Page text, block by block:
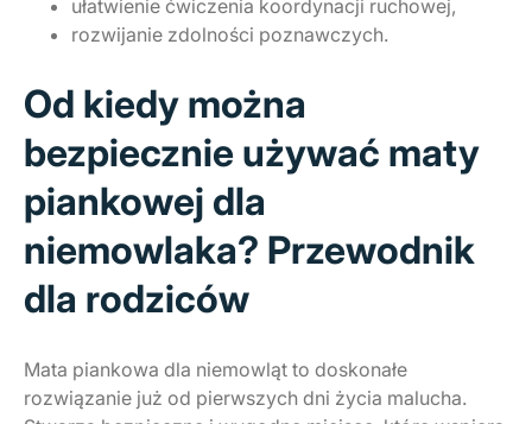
ułatwienie ćwiczenia koordynacji ruchowej,
rozwijanie zdolności poznawczych.
Od kiedy można
bezpiecznie używać maty
piankowej dla
niemowlaka? Przewodnik
dla rodziców
Mata piankowa dla niemowląt to doskonałe
rozwiązanie już od pierwszych dni życia malucha.